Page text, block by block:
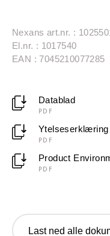
Nexans art.nr. :
El.nr. : 1017540
EAN : 7045210077285
Datablad
PDF
Ytelseserklæring
PDF
Product
PDF
Last ned alle